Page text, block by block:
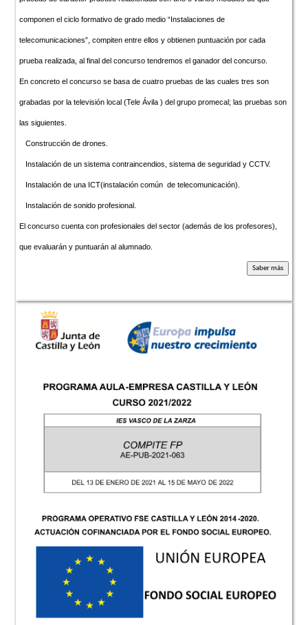
componen el ciclo formativo de grado medio “Instalaciones de
telecomunicaciones”, compiten entre ellos y obtienen puntuación por cada
prueba realizada, al final del concurso tendremos el ganador del concurso.
En concreto el concurso se basa de cuatro pruebas de las cuales tres son
grabadas por la televisión local (Tele Ávila ) del grupo promecal; las pruebas son
las siguientes.
Construcción de drones.
Instalación de un sistema contraincendios, sistema de seguridad y CCTV.
Instalación de una ICT(instalación común de telecomunicación).
Instalación de sonido profesional.
El concurso cuenta con profesionales del sector (además de los profesores),
que evaluarán y puntuarán al alumnado.